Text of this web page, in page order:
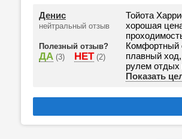
Денис
нейтральный отзыв
Полезный отзыв?
ДА (3) НЕТ (2)
Тойота
хорошая
Комфортный
плавный
рулем отдых
Показать